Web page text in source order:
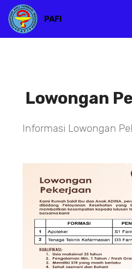
PAFI
Lowongan
Informasi Lowongan
TENAGA
KEFARMASIAN DI
DIBUTUHKAN SEGERA
KEFARMASIAN DI
DAN ANAK ADINA